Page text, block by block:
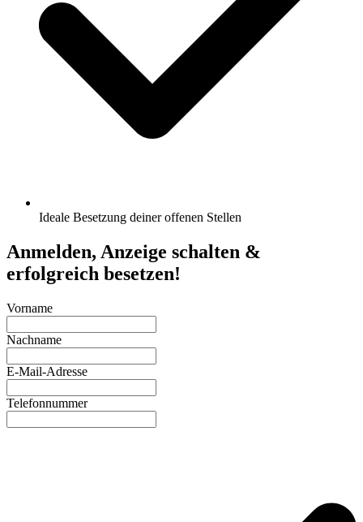
Ideale Besetzung deiner offenen Stellen
Anmelden, Anzeige schalten &
erfolgreich besetzen!
Vorname
Nachname
E-Mail-Adresse
Telefonnummer